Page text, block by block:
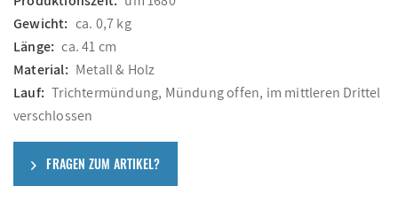
Gewicht: ca. 0,7 kg
Länge: ca. 41 cm
Material: Metall & Holz
Lauf: Trichtermündung, Mündung offen, im mittleren Drittel
verschlossen
FRAGEN ZUM ARTIKEL?